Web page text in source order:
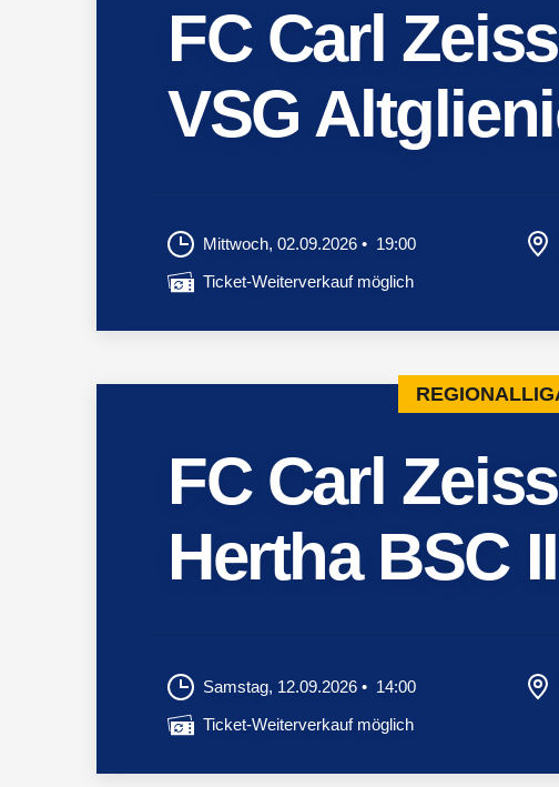
FC Carl
VSG
Mittwoch, 02.09.2026 19:00
Ticket-Weiterverkauf möglich
FC Carl
Hertha BSC II
Samstag, 12.09.2026 14:00
Ticket-Weiterverkauf möglich